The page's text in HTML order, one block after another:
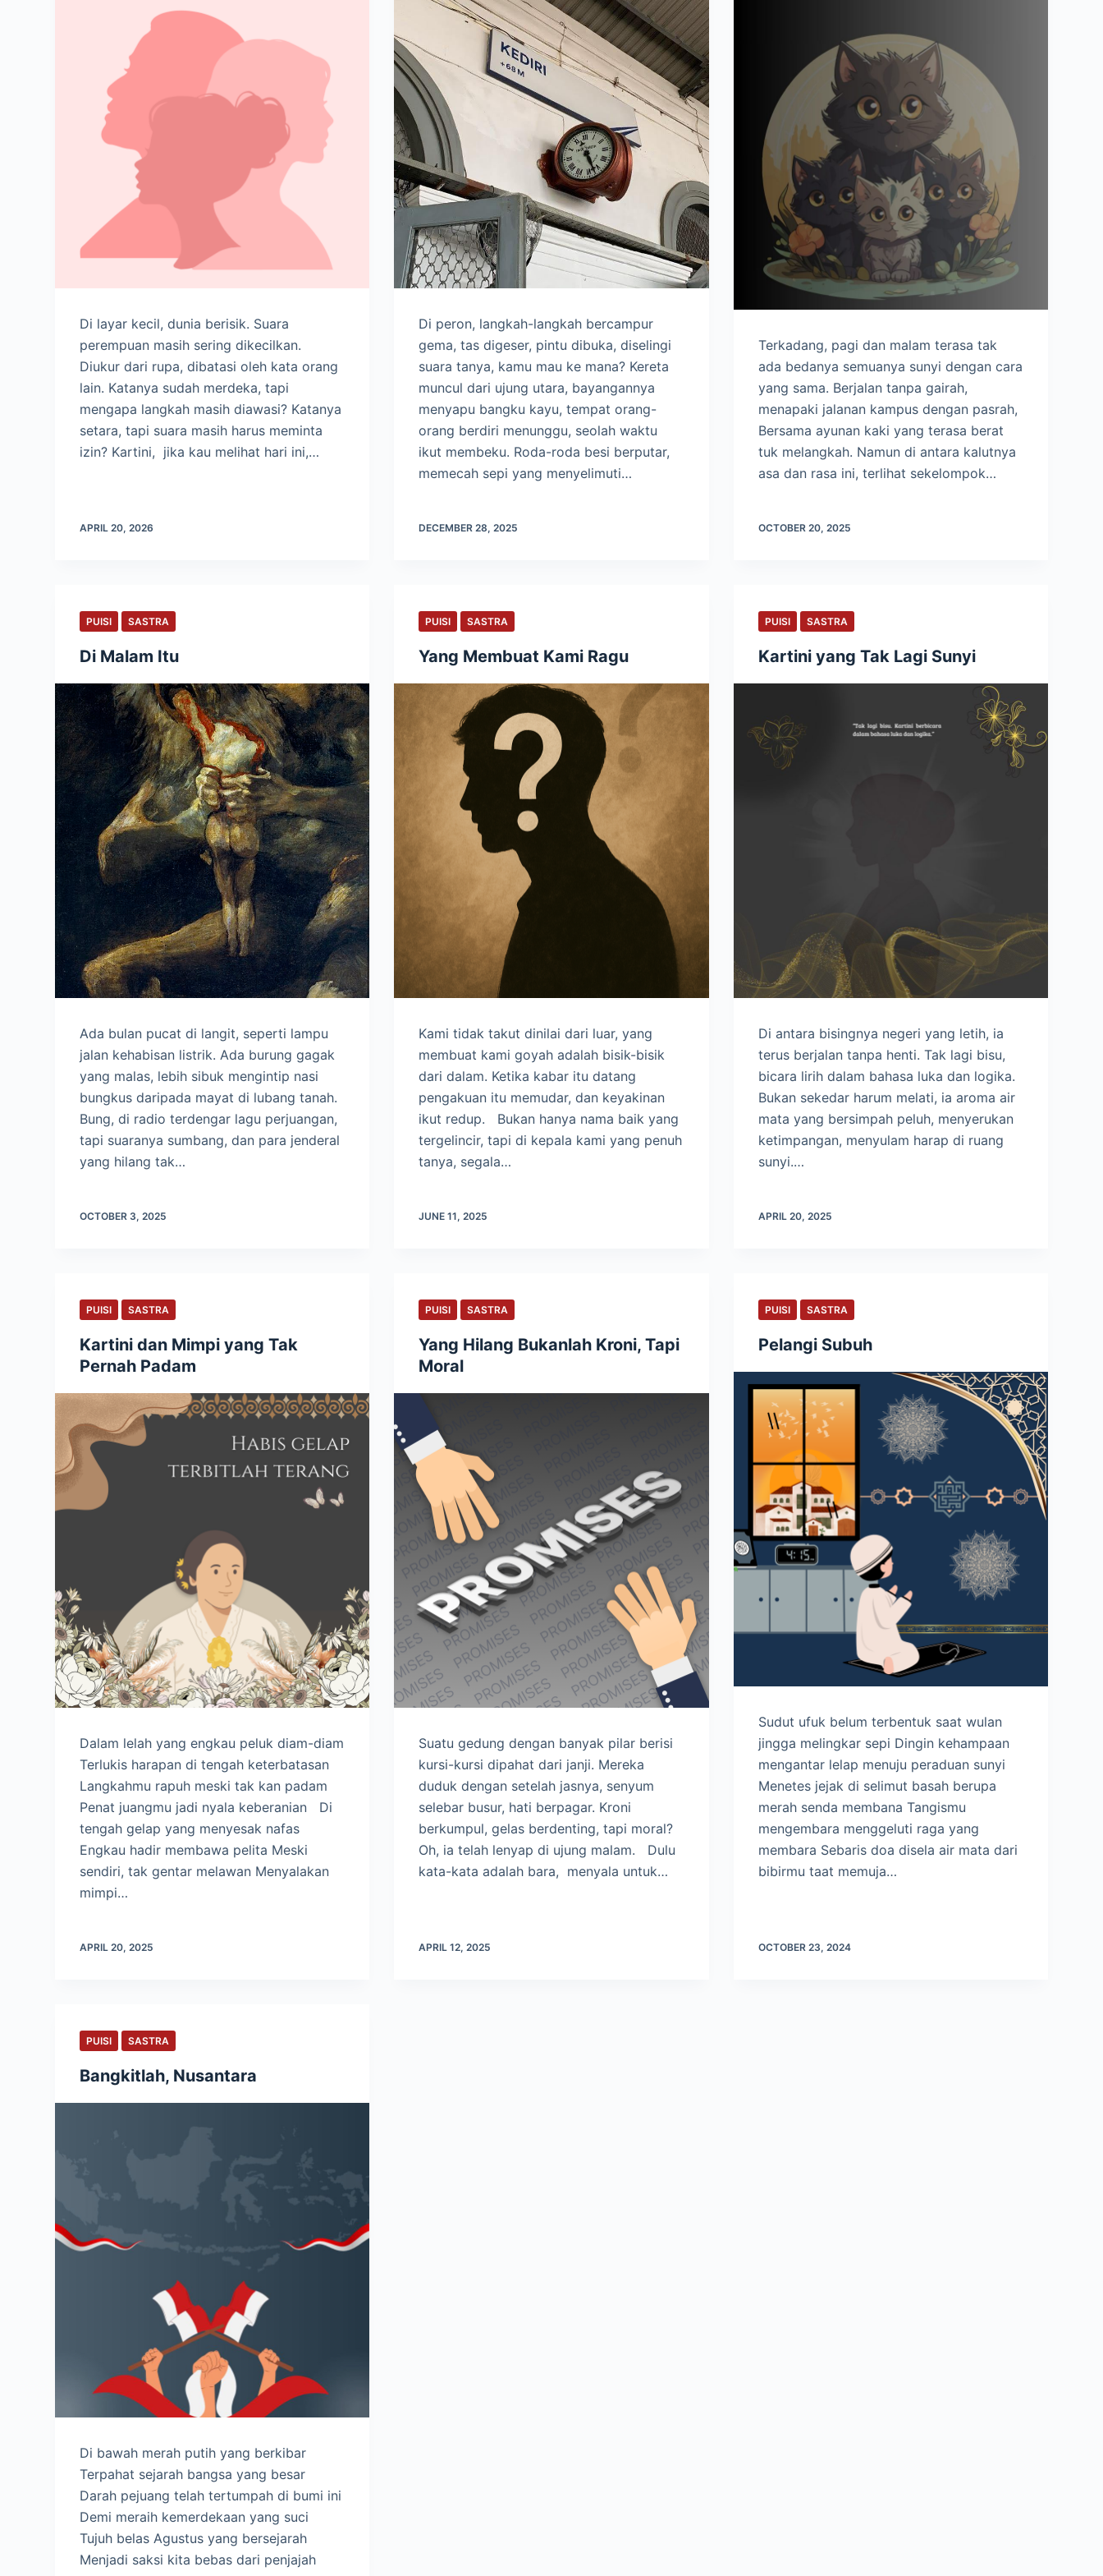
Di layar kecil, dunia berisik. Suara
perempuan masih sering dikecilkan.
Diukur dari rupa, dibatasi oleh kata orang
lain. Katanya sudah merdeka, tapi
mengapa langkah masih diawasi? Katanya
setara, tapi suara masih harus meminta
izin? Kartini, jika kau melihat hari ini,…
APRIL 20, 2026
Di peron, langkah-langkah bercampur
gema, tas digeser, pintu dibuka, diselingi
suara tanya, kamu mau ke mana? Kereta
muncul dari ujung utara, bayangannya
menyapu bangku kayu, tempat orang-
orang berdiri menunggu, seolah waktu
ikut membeku. Roda-roda besi berputar,
memecah sepi yang menyelimuti…
DECEMBER 28, 2025
Terkadang, pagi dan malam terasa tak
ada bedanya semuanya sunyi dengan cara
yang sama. Berjalan tanpa gairah,
menapaki jalanan kampus dengan pasrah,
Bersama ayunan kaki yang terasa berat
tuk melangkah. Namun di antara kalutnya
asa dan rasa ini, terlihat sekelompok…
OCTOBER 20, 2025
PUISI SASTRA
Di Malam Itu
Ada bulan pucat di langit, seperti lampu
jalan kehabisan listrik. Ada burung gagak
yang malas, lebih sibuk mengintip nasi
bungkus daripada mayat di lubang tanah.
Bung, di radio terdengar lagu perjuangan,
tapi suaranya sumbang, dan para jenderal
yang hilang tak…
OCTOBER 3, 2025
PUISI SASTRA
Yang Membuat Kami Ragu
Kami tidak takut dinilai dari luar, yang
membuat kami goyah adalah bisik-bisik
dari dalam. Ketika kabar itu datang
pengakuan itu memudar, dan keyakinan
ikut redup. Bukan hanya nama baik yang
tergelincir, tapi di kepala kami yang penuh
tanya, segala…
JUNE 11, 2025
PUISI SASTRA
Kartini yang Tak Lagi Sunyi
Di antara bisingnya negeri yang letih, ia
terus berjalan tanpa henti. Tak lagi bisu,
bicara lirih dalam bahasa luka dan logika.
Bukan sekedar harum melati, ia aroma air
mata yang bersimpah peluh, menyerukan
ketimpangan, menyulam harap di ruang
sunyi.…
APRIL 20, 2025
PUISI SASTRA
Kartini dan Mimpi yang Tak
Pernah Padam
Dalam lelah yang engkau peluk diam-diam
Terlukis harapan di tengah keterbatasan
Langkahmu rapuh meski tak kan padam
Penat juangmu jadi nyala keberanian Di
tengah gelap yang menyesak nafas
Engkau hadir membawa pelita Meski
sendiri, tak gentar melawan Menyalakan
mimpi…
APRIL 20, 2025
PUISI SASTRA
Yang Hilang Bukanlah Kroni, Tapi
Moral
Suatu gedung dengan banyak pilar berisi
kursi-kursi dipahat dari janji. Mereka
duduk dengan setelah jasnya, senyum
selebar busur, hati berpagar. Kroni
berkumpul, gelas berdenting, tapi moral?
Oh, ia telah lenyap di ujung malam. Dulu
kata-kata adalah bara, menyala untuk…
APRIL 12, 2025
PUISI SASTRA
Pelangi Subuh
Sudut ufuk belum terbentuk saat wulan
jingga melingkar sepi Dingin kehampaan
mengantar lelap menuju peraduan sunyi
Menetes jejak di selimut basah berupa
merah senda membana Tangismu
mengembara menggeluti raga yang
membara Sebaris doa disela air mata dari
bibirmu taat memuja…
OCTOBER 23, 2024
PUISI SASTRA
Bangkitlah, Nusantara
Di bawah merah putih yang berkibar
Terpahat sejarah bangsa yang besar
Darah pejuang telah tertumpah di bumi ini
Demi meraih kemerdekaan yang suci
Tujuh belas Agustus yang bersejarah
Menjadi saksi kita bebas dari penjajah